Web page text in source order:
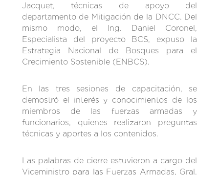
Jacquet, técnicas de apoyo del
departamento de Mitigación de la DNCC. Del
mismo modo, el Ing. Daniel Coronel,
Especialista del proyecto BCS, expuso la
Estrategia Nacional de Bosques para el
Crecimiento Sostenible (ENBCS).
En las tres sesiones de capacitación, se
demostró el interés y conocimientos de los
miembros de las fuerzas armadas y
funcionarios, quienes realizaron preguntas
técnicas y aportes a los contenidos.
Las palabras de cierre estuvieron a cargo del
Viceministro para las Fuerzas Armadas, Gral.